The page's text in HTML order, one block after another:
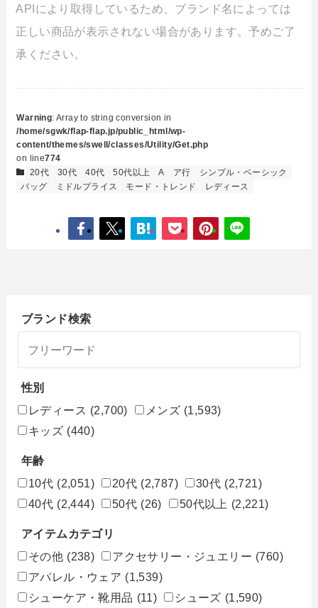
APIにより取得しているため、ブランド名によっては
正しい商品が表示されない場合があります。予めご了
承ください。
Warning: Array to string conversion in
/home/sgwk/flap-flap.jp/public_html/wp-
content/themes/swell/classes/Utility/Get.php
on line774
20代
30代 40代 50代以上 A ア行
シンプル・ベーシック
バッグ
ミドルプライス モード・トレンド レディース
ブランド検索
性別
レディース (2,700) メンズ (1,593)
キッズ (440)
年齢
10代 (2,051) 20代 (2,787) 30代 (2,721)
40代 (2,444) 50代 (26) 50代以上 (2,221)
アイテムカテゴリ
その他 (238) アクセサリー・ジュエリー (760)
アパレル・ウェア (1,539)
シューケア・靴用品 (11) シューズ (1,590)